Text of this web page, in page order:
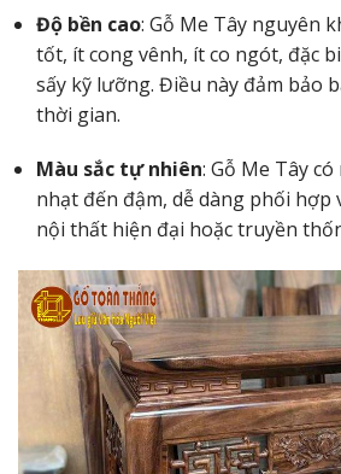
Độ bền cao: Gỗ Me Tây nguyên
tốt, ít cong vênh, ít co ngót, đặc
sấy kỹ lưỡng. Điều này đảm bảo
thời gian.
Màu sắc tự nhiên: Gỗ Me Tây
nhạt đến đậm, dễ dàng phối hợp
nội thất hiện đại hoặc truyền